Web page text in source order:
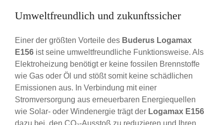
Umweltfreundlich und zukunftssicher
Einer der größten Vorteile des Buderus Logamax
E156 ist seine umweltfreundliche Funktionsweise. Als
Elektroheizung benötigt er keine fossilen Brennstoffe
wie Gas oder Öl und stößt somit keine schädlichen
Emissionen aus. In Verbindung mit einer
Stromversorgung aus erneuerbaren Energiequellen
wie Solar- oder Windenergie trägt der Logamax E156
dazu bei, den CO₂-Ausstoß zu reduzieren und Ihren